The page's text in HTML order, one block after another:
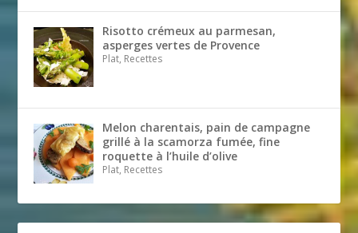
Risotto crémeux au parmesan,
asperges vertes de Provence
Plat, Recettes
Melon charentais, pain de campagne
grillé à la scamorza fumée, fine
roquette à l’huile d’olive
Plat, Recettes